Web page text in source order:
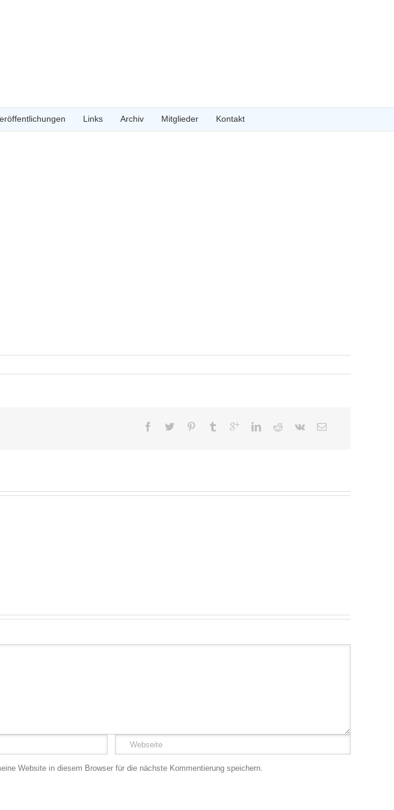
Links Archiv Mitglieder Kontakt
Website in diesem Browser für die nächste Kommentierung speichern.